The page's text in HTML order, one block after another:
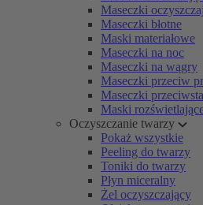
Maseczki
Maseczki błotne
Maski materiałowe
Maseczki na noc
Maseczki na wągry
Maseczki przeciw
Maseczki
Maski
Oczyszczanie twarzy
Pokaż wszystkie
Peeling do twarzy
Toniki do twarzy
Płyn miceralny
Żel oczyszczający